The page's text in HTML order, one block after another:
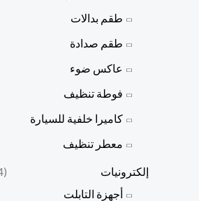
طقم بدالات
طقم صدادة
عاكس ضوء
فوطة تنظيف
كاميرا خلفية للسيارة
معطر تنظيف
إلكترونيات
(174)
أجهزة التابلت